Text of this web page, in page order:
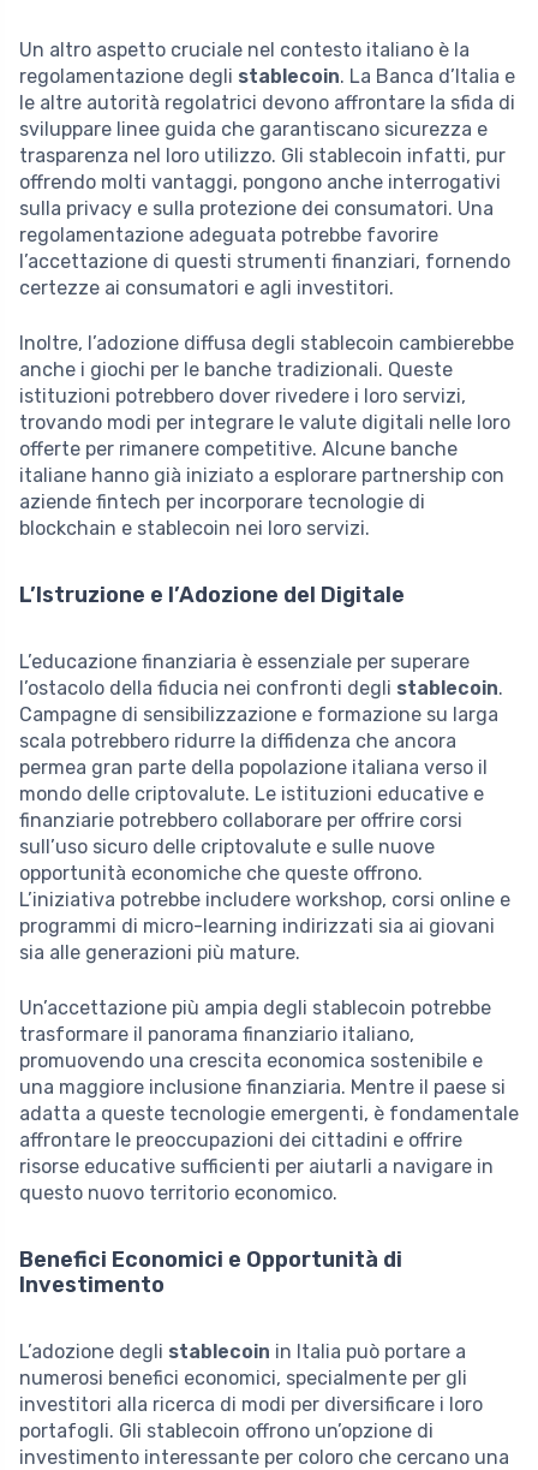
Un altro aspetto cruciale nel contesto italiano è la
regolamentazione degli stablecoin. La Banca d’Italia e
le altre autorità regolatrici devono affrontare la sfida di
sviluppare linee guida che garantiscano sicurezza e
trasparenza nel loro utilizzo. Gli stablecoin infatti, pur
offrendo molti vantaggi, pongono anche interrogativi
sulla privacy e sulla protezione dei consumatori. Una
regolamentazione adeguata potrebbe favorire
l’accettazione di questi strumenti finanziari, fornendo
certezze ai consumatori e agli investitori.
Inoltre, l’adozione diffusa degli stablecoin cambierebbe
anche i giochi per le banche tradizionali. Queste
istituzioni potrebbero dover rivedere i loro servizi,
trovando modi per integrare le valute digitali nelle loro
offerte per rimanere competitive. Alcune banche
italiane hanno già iniziato a esplorare partnership con
aziende fintech per incorporare tecnologie di
blockchain e stablecoin nei loro servizi.
L’Istruzione e l’Adozione del Digitale
L’educazione finanziaria è essenziale per superare
l’ostacolo della fiducia nei confronti degli stablecoin.
Campagne di sensibilizzazione e formazione su larga
scala potrebbero ridurre la diffidenza che ancora
permea gran parte della popolazione italiana verso il
mondo delle criptovalute. Le istituzioni educative e
finanziarie potrebbero collaborare per offrire corsi
sull’uso sicuro delle criptovalute e sulle nuove
opportunità economiche che queste offrono.
L’iniziativa potrebbe includere workshop, corsi online e
programmi di micro-learning indirizzati sia ai giovani
sia alle generazioni più mature.
Un’accettazione più ampia degli stablecoin potrebbe
trasformare il panorama finanziario italiano,
promuovendo una crescita economica sostenibile e
una maggiore inclusione finanziaria. Mentre il paese si
adatta a queste tecnologie emergenti, è fondamentale
affrontare le preoccupazioni dei cittadini e offrire
risorse educative sufficienti per aiutarli a navigare in
questo nuovo territorio economico.
Benefici Economici e Opportunità di
Investimento
L’adozione degli stablecoin in Italia può portare a
numerosi benefici economici, specialmente per gli
investitori alla ricerca di modi per diversificare i loro
portafogli. Gli stablecoin offrono un’opzione di
investimento interessante per coloro che cercano una